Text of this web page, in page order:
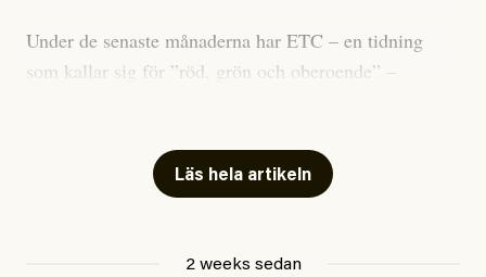
Under de senaste månaderna har ETC – en tidning
som kallar sig för ”röd, grön och oberoende” –
skriver för? Vad betyder det att vara en ”röd, grön och
oberoende” tidning? Och vad är egentligen bra
Läs hela artikeln
2 weeks sedan